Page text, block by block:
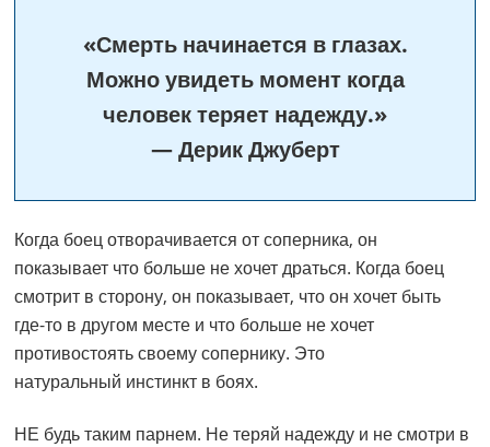
«Смерть начинается в глазах.
Можно увидеть момент когда
человек теряет надежду.»
— Дерик Джуберт
Когда боец отворачивается от соперника, он
показывает что больше не хочет драться. Когда боец
смотрит в сторону, он показывает, что он хочет быть
где-то в другом месте и что больше не хочет
противостоять своему сопернику. Это
натуральный инстинкт в боях.
НЕ будь таким парнем. Не теряй надежду и не смотри в